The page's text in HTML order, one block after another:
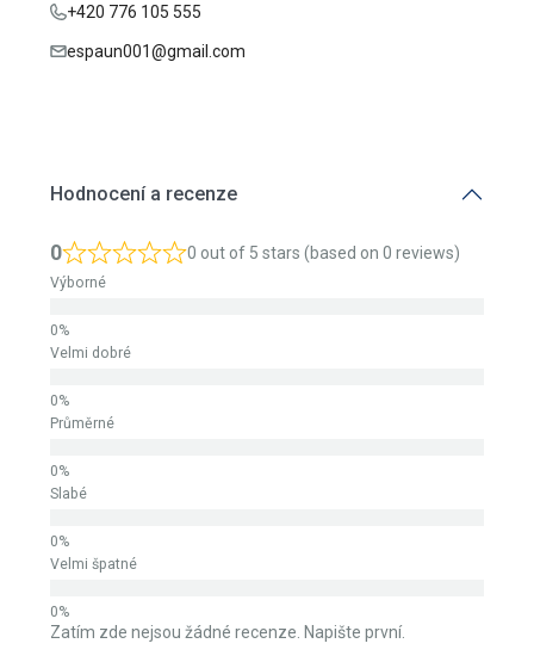
+420 776 105 555
espaun001@gmail.com
Hodnocení a recenze
0 0 out of 5 stars (based on 0 reviews)
Výborné
Velmi dobré
Průměrné
Slabé
Velmi špatné
Zatím zde nejsou žádné recenze. Napište první.